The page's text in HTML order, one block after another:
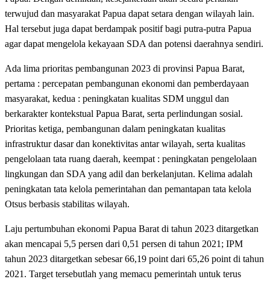
terwujud dan masyarakat Papua dapat setara dengan wilayah lain.
Hal tersebut juga dapat berdampak positif bagi putra-putra Papua
agar dapat mengelola kekayaan SDA dan potensi daerahnya sendiri.
Ada lima prioritas pembangunan 2023 di provinsi Papua Barat,
pertama : percepatan pembangunan ekonomi dan pemberdayaan
masyarakat, kedua : peningkatan kualitas SDM unggul dan
berkarakter kontekstual Papua Barat, serta perlindungan sosial.
Prioritas ketiga, pembangunan dalam peningkatan kualitas
infrastruktur dasar dan konektivitas antar wilayah, serta kualitas
pengelolaan tata ruang daerah, keempat : peningkatan pengelolaan
lingkungan dan SDA yang adil dan berkelanjutan. Kelima adalah
peningkatan tata kelola pemerintahan dan pemantapan tata kelola
Otsus berbasis stabilitas wilayah.
Laju pertumbuhan ekonomi Papua Barat di tahun 2023 ditargetkan
akan mencapai 5,5 persen dari 0,51 persen di tahun 2021; IPM
tahun 2023 ditargetkan sebesar 66,19 point dari 65,26 point di tahun
2021. Target tersebutlah yang memacu pemerintah untuk terus